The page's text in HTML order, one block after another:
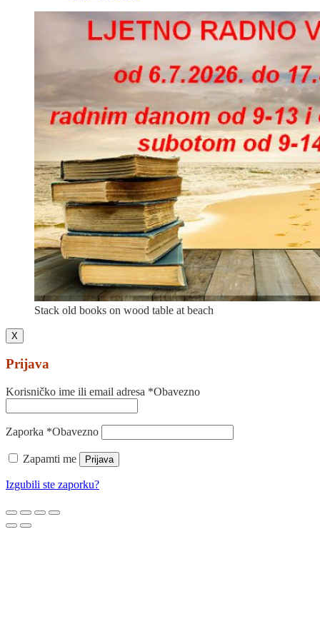
Stack old books on wood table at beach
X
Prijava
Korisničko ime ili email adresa *Obavezno
Zaporka *Obavezno
Zapamti me Prijava
Izgubili ste zaporku?